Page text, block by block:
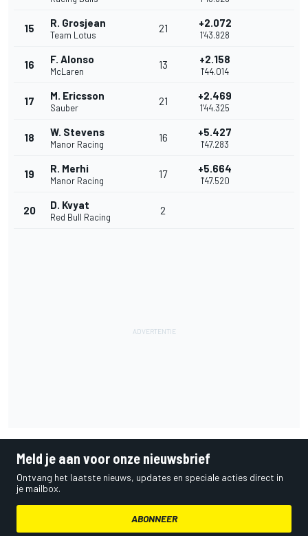
15 R. Grosjean
Team Lotus
21 +2.072
1'43.928
16 F. Alonso
McLaren
13 +2.158
1'44.014
17 M. Ericsson
Sauber
21 +2.469
1'44.325
18 W. Stevens
Manor Racing
16 +5.427
1'47.283
19 R. Merhi
Manor Racing
17 +5.664
1'47.520
20 D. Kvyat
Red Bull Racing
2
Meld je aan voor onze nieuwsbrief
Ontvang het laatste nieuws, updates en speciale acties direct in
je mailbox.
ABONNEER